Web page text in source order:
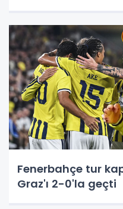
Fenerbahçe tur
Graz'ı 2-0'la geçti